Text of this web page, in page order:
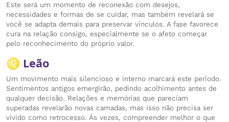
Este será um momento de reconexão com desejos,
necessidades e formas de se cuidar, mas também revelará se
você se adapta demais para preservar vínculos. A fase favorece
cura na relação consigo, especialmente se o afeto começar
pelo reconhecimento do próprio valor.
♌ Leão
Um movimento mais silencioso e interno marcará este período.
Sentimentos antigos emergirão, pedindo acolhimento antes de
qualquer decisão. Relações e memórias que pareciam
superadas revelarão novas camadas, mas isso não precisa ser
vivido como retrocesso. Ás vezes, compreender melhor o que